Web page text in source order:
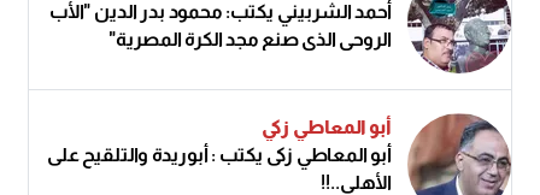
أحمد الشربيني يكتب: محمود بدر الدين "الأب
الروحي الذي صنع مجد الكرة المصرية"
أبو المعاطي زكي
أبو المعاطي زكى يكتب : أبوريدة والتلقيح على
الأهلى..!!